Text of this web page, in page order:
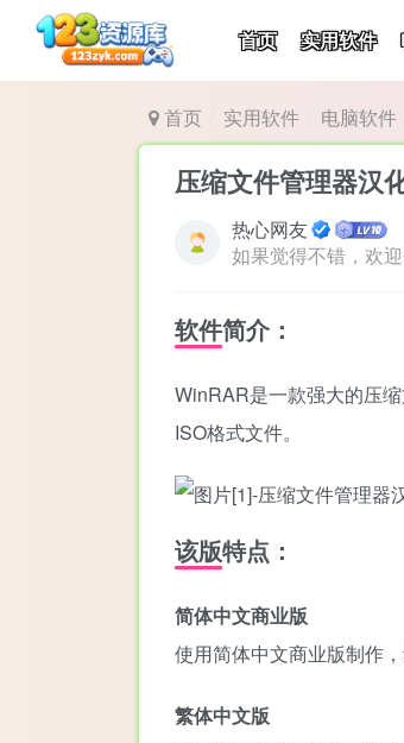
首页 实用软件
首页 实用软件 电脑软件
压缩文件管理器汉
热心网友
如果觉得不错，欢
软件简介：
WinRAR是一款强大的压
ISO格式文件。
该版特点：
简体中文商业版
使用简体中文商业版制作，
繁体中文版